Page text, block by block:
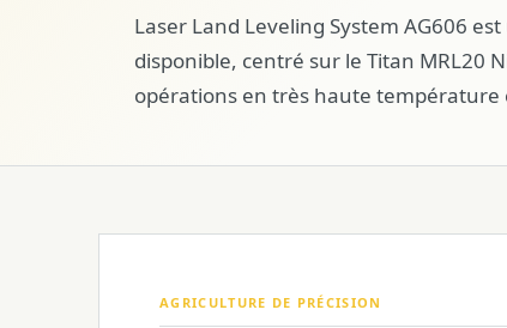
GNSS Autosteering System AG608
Laser Land Leveling System AG606
Laser Land Leveling System AG606
disponible, centré sur le Titan MRL20
opérations en très haute température
AGRICULTURE DE PRÉCISION